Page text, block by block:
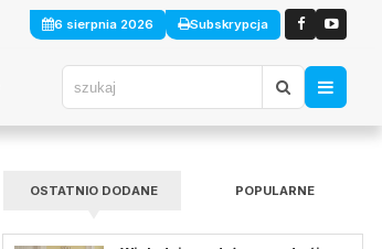
6 sierpnia 2026 Subskrypcja
OSTATNIO DODANE POPULARNE